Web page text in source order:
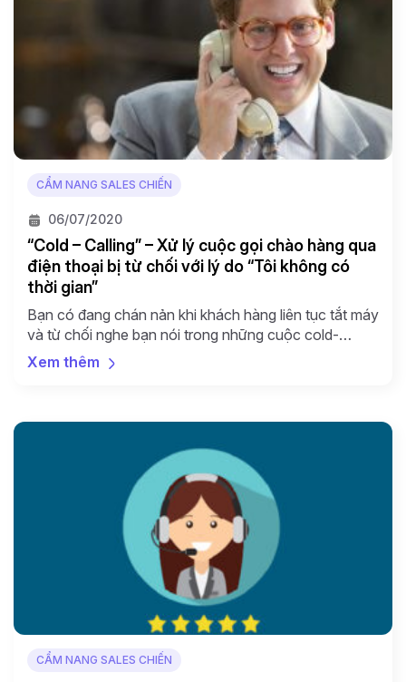
CẨM NANG SALES CHIẾN
06/07/2020
“Cold – Calling” – Xử lý cuộc gọi chào hàng qua
điện thoại bị từ chối với lý do “Tôi không có
thời gian”
Bạn có đang chán nản khi khách hàng liên tục tắt máy
và từ chối nghe bạn nói trong những cuộc cold-
calling? Không biết nên dừng lại hay tiếp tục vì mỗi lần
như vậy sếp lại động viên bạn hãy kiên trì vì “mưa
Xem thêm
CẨM NANG SALES CHIẾN